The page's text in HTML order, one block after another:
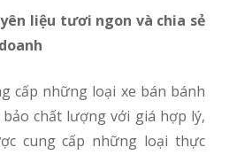
bảo chất lượng với giá hợp lý,
cung cấp những loại thực